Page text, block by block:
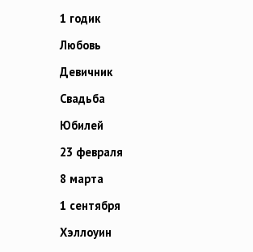
1 годик
Любовь
Девичник
Свадьба
Юбилей
23 февраля
8 марта
1 сентября
Хэллоуин